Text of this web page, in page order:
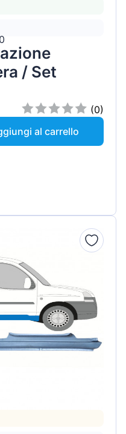
/ Set
(0)
al carrello